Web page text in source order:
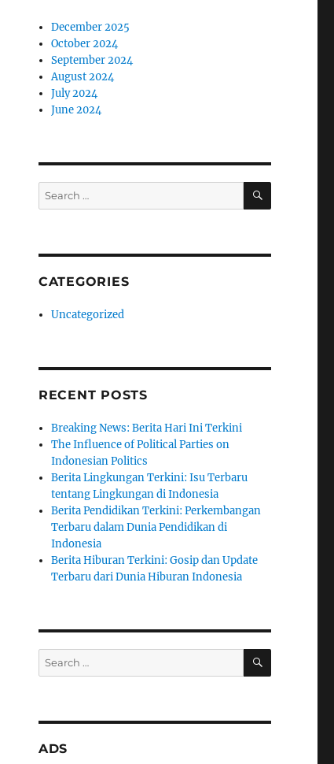
December 2025
October 2024
September 2024
August 2024
July 2024
June 2024
Search
for:
SEARCH
CATEGORIES
Uncategorized
RECENT POSTS
Breaking News: Berita Hari Ini Terkini
The Influence of Political Parties on
Indonesian Politics
Berita Lingkungan Terkini: Isu Terbaru
tentang Lingkungan di Indonesia
Berita Pendidikan Terkini: Perkembangan
Terbaru dalam Dunia Pendidikan di
Indonesia
Berita Hiburan Terkini: Gosip dan Update
Terbaru dari Dunia Hiburan Indonesia
Search
for:
SEARCH
ADS